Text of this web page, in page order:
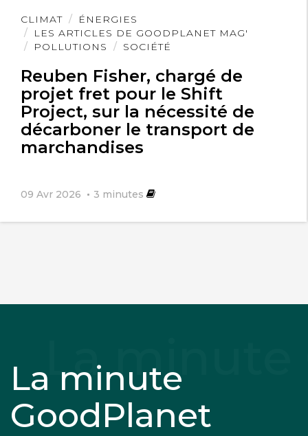
CLIMAT
ÉNERGIES
LES ARTICLES DE GOODPLANET MAG'
POLLUTIONS
SOCIÉTÉ
Reuben Fisher, chargé de
projet fret pour le Shift
Project, sur la nécessité de
décarboner le transport de
marchandises
09 Avr 2026 3 minutes
Lire
l'article
La minute
GoodPlanet